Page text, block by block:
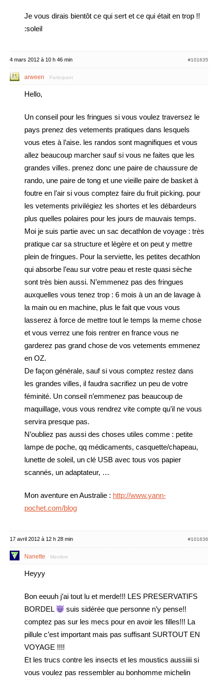
Je vous dirais bientôt ce qui sert et ce qui était en trop !!
:soleil
4 mars 2012 à 10 h 46 min #101635
arween Participant
Hello,
Un conseil pour les fringues si vous voulez traversez le
pays prenez des vetements pratiques dans lesquels
vous etes à l’aise. les randos sont magnifiques et vous
allez beaucoup marcher sauf si vous ne faites que les
grandes villes. prenez donc une paire de chaussure de
rando, une paire de tong et une vieille paire de basket à
foutre en l’air si vous comptez faire du fruit picking. pour
les vetements privilégiez les shortes et les débardeurs
plus quelles polaires pour les jours de mauvais temps.
Moi je suis partie avec un sac decathlon de voyage : très
pratique car sa structure et lègère et on peut y mettre
plein de fringues. Pour la serviette, les petites decathlon
qui absorbe l’eau sur votre peau et reste quasi sèche
sont très bien aussi. N’emmenez pas des fringues
auxquelles vous tenez trop : 6 mois à un an de lavage à
la main ou en machine, plus le fait que vous vous
lasserez à force de mettre tout le temps la meme chose
et vous verrez une fois rentrer en france vous ne
garderez pas grand chose de vos vetements emmenez
en OZ.
De façon générale, sauf si vous comptez restez dans
les grandes villes, il faudra sacrifiez un peu de votre
féminité. Un conseil n’emmenez pas beaucoup de
maquillage, vous vous rendrez vite compte qu’il ne vous
servira presque pas.
N’oubliez pas aussi des choses utiles comme : petite
lampe de poche, qq médicaments, casquette/chapeau,
lunette de soleil, un clé USB avec tous vos papier
scannés, un adaptateur, …
Mon aventure en Australie : http://www.yann-
pochet.com/blog
17 avril 2012 à 12 h 28 min #101636
Nanette Membre
Heyyy
Bon eeuuh j’ai tout lu et merde!!! LES PRESERVATIFS
BORDEL
suis sidérée que personne n’y pense!!
comptez pas sur les mecs pour en avoir les filles!!! La
pillule c’est important mais pas suffisant SURTOUT EN
VOYAGE !!!!
Et les trucs contre les insects et les moustics aussiiii si
vous voulez pas ressembler au bonhomme michelin